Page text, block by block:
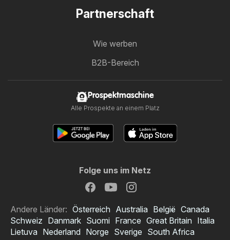
Partnerschaft
Wie werben
B2B-Bereich
Prospektmaschine
Alle Prospekte an einem Platz
Folge uns im Netz
Andere Länder: Österreich Australia België Canada
Schweiz Danmark Suomi France Great Britain Italia
Lietuva Nederland Norge Sverige South Africa